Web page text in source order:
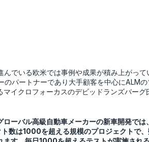
んでいる欧米では事例や成果が積み上がって
のパートナーであり大手顧客を中心にALM
マイクロフォーカスのデビッドランズバーグ
ローバル高級自動車メーカーの新車開発では
数は1000を超える規模のプロジェクトで、